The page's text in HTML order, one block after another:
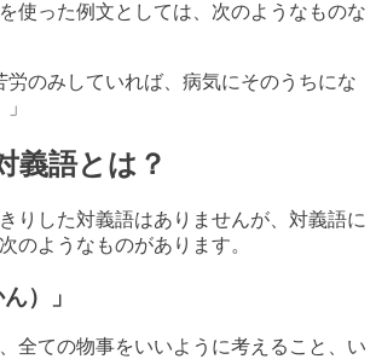
使った例文としては、次のようなものな
労のみしていれば、病気にそのうちにな
義語とは？
りした対義語はありませんが、対義語に
のようなものがあります。
）」
全ての物事をいいように考えること、い